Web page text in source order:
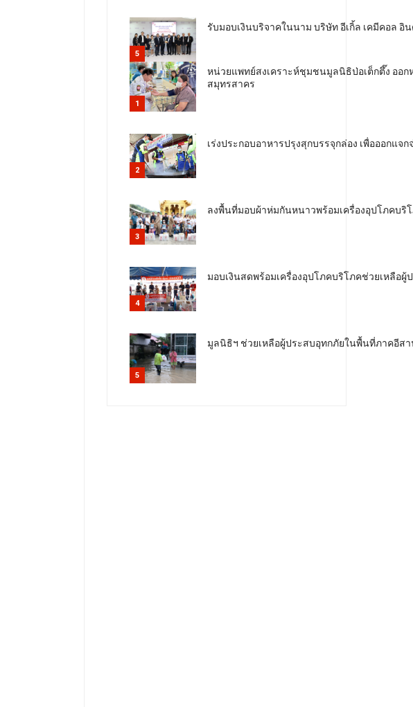
5
รับมอบเงินบริจาคในนาม บริษัท อีเกิ้ล เคมีคอล
1
หน่วยแพทย์สงเคราะห์ชุมชนมูลนิธิป่อเต็กตึ๊ง ออก
สมุทรสาคร
2
เร่งประกอบอาหารปรุงสุกบรรจุกล่อง เพื่อออกแ
3
ลงพื้นที่มอบผ้าห่มกันหนาวพร้อมเครื่องอุปโภคบริ
4
มอบเงินสดพร้อมเครื่องอุปโภคบริโภคช่วยเหลือ
5
มูลนิธิฯ ช่วยเหลือผู้ประสบอุทกภัยในพื้นที่ภาคอีส